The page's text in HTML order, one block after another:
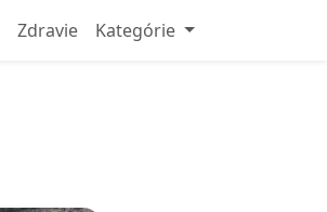
Zdravie Kategórie